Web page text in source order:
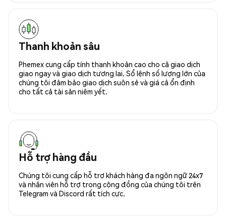
Thanh khoản sâu
Phemex cung cấp tính thanh khoản cao cho cả giao dịch
giao ngay và giao dịch tương lai. Sổ lệnh số lượng lớn của
chúng tôi đảm bảo giao dịch suôn sẻ và giá cả ổn định
cho tất cả tài sản niêm yết.
Hỗ trợ hàng đầu
Chúng tôi cung cấp hỗ trợ khách hàng đa ngôn ngữ 24x7
và nhân viên hỗ trợ trong cộng đồng của chúng tôi trên
Telegram và Discord rất tích cực.